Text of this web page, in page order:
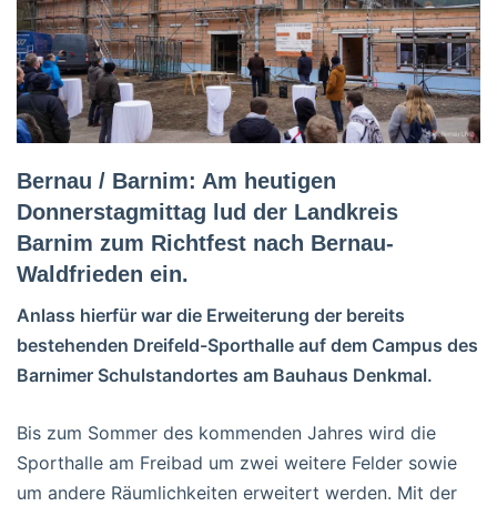
Bernau / Barnim: Am heutigen
Donnerstagmittag lud der Landkreis
Barnim zum Richtfest nach Bernau-
Waldfrieden ein.
Anlass hierfür war die Erweiterung der bereits
bestehenden Dreifeld-Sporthalle auf dem Campus des
Barnimer Schulstandortes am Bauhaus Denkmal.
Bis zum Sommer des kommenden Jahres wird die
Sporthalle am Freibad um zwei weitere Felder sowie
um andere Räumlichkeiten erweitert werden. Mit der